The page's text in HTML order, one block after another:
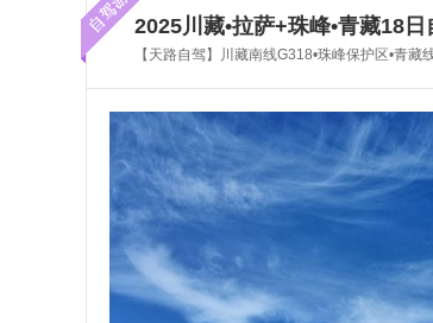
2025川藏•拉萨+珠峰•青藏18日
【天路自驾】川藏南线G318•珠峰保护区•青藏